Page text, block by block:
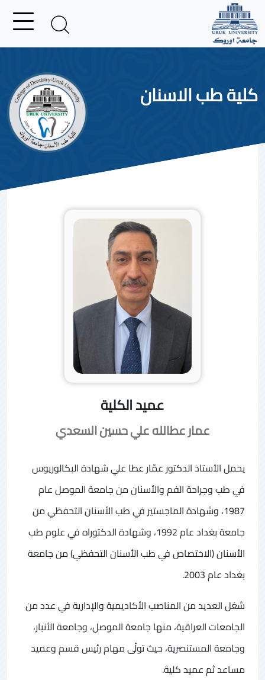
كلية طب الاسنان
عميد الكلية
عمار عطالله علي حسين السعدي
يحمل الأستاذ الدكتور عمّار عطا علي شهادة البكالوريوس
في طب وجراحة الفم والأسنان من جامعة الموصل عام
1987، وشهادة الماجستير في طب الأسنان التحفظي من
جامعة بغداد عام 1992، وشهادة الدكتوراه في علوم طب
الأسنان (الاختصاص في طب الأسنان التحفظي) من جامعة
بغداد عام 2003.
شغل العديد من المناصب الأكاديمية والإدارية في عدد من
الجامعات العراقية، منها جامعة الموصل، وجامعة الأنبار،
وجامعة المستنصرية، حيث تولّى مهام رئيس قسم وعميد
مساعد ثم عميد كلية.